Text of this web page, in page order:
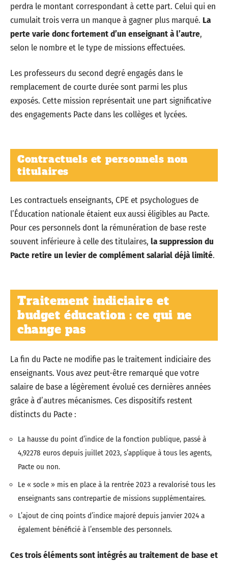
perdra le montant correspondant à cette part. Celui qui en
cumulait trois verra un manque à gagner plus marqué. La
perte varie donc fortement d’un enseignant à l’autre,
selon le nombre et le type de missions effectuées.
Les professeurs du second degré engagés dans le
remplacement de courte durée sont parmi les plus
exposés. Cette mission représentait une part significative
des engagements Pacte dans les collèges et lycées.
Contractuels et personnels non
titulaires
Les contractuels enseignants, CPE et psychologues de
l’Éducation nationale étaient eux aussi éligibles au Pacte.
Pour ces personnels dont la rémunération de base reste
souvent inférieure à celle des titulaires, la suppression du
Pacte retire un levier de complément salarial déjà limité.
Traitement indiciaire et
budget éducation : ce qui ne
change pas
La fin du Pacte ne modifie pas le traitement indiciaire des
enseignants. Vous avez peut-être remarqué que votre
salaire de base a légèrement évolué ces dernières années
grâce à d’autres mécanismes. Ces dispositifs restent
distincts du Pacte :
La hausse du point d’indice de la fonction publique, passé à
4,92278 euros depuis juillet 2023, s’applique à tous les agents,
Pacte ou non.
Le « socle » mis en place à la rentrée 2023 a revalorisé tous les
enseignants sans contrepartie de missions supplémentaires.
L’ajout de cinq points d’indice majoré depuis janvier 2024 a
également bénéficié à l’ensemble des personnels.
Ces trois éléments sont intégrés au traitement de base et